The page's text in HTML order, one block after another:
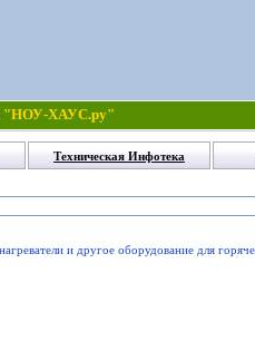
"НОУ-ХАУС.ру"
Техническая Инфотека
и другое оборудование для